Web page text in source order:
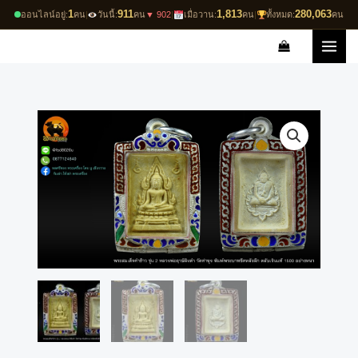
ออนไลน์อยู่:1คน| วันนี้:911คน▼ 902| เมื่อวาน:1,813คน| ทั้งหมด:280,063คน
Skip
to